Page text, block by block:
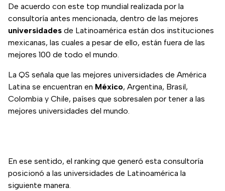
De acuerdo con este top mundial realizada por la
consultoría antes mencionada, dentro de las mejores
universidades de Latinoamérica están dos instituciones
mexicanas, las cuales a pesar de ello, están fuera de las
mejores 100 de todo el mundo.
La QS señala que las mejores universidades de América
Latina se encuentran en México, Argentina, Brasil,
Colombia y Chile, países que sobresalen por tener a las
mejores universidades del mundo.
En ese sentido, el ranking que generó esta consultoría
posicionó a las universidades de Latinoamérica la
siguiente manera.